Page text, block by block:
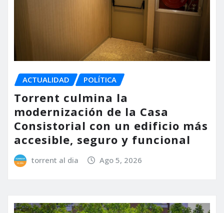
ACTUALIDAD POLÍTICA
Torrent culmina la
modernización de la Casa
Consistorial con un edificio más
accesible, seguro y funcional
torrent al dia Ago 5, 2026